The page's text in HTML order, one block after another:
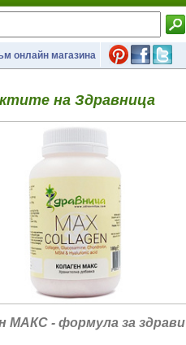
онлайн магазина
на Здравница
МАКС - формула за здрави